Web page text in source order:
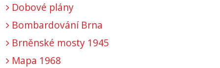
Dobové plány
Bombardování Brna
Brněnské mosty 1945
Mapa 1968